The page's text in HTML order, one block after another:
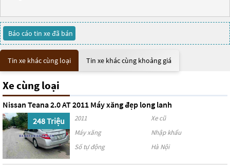
Báo cáo tin xe đã bán
Tin xe khác cùng loại Tin xe khác cùng khoảng giá
Xe cùng loại
Nissan Teana 2.0 AT 2011 Máy xăng đẹp long lanh
248 Triệu
2011
Xe cũ
Máy xăng
Nhập khẩu
Số tự động
Hà Nội